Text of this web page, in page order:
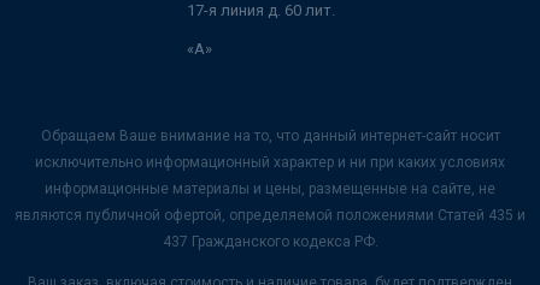
17-я линия д. 60 лит.
«А»
Обращаем Ваше внимание на то, что данный интернет-сайт носит
исключительно информационный характер и ни при каких условиях
информационные материалы и цены, размещенные на сайте, не
являются публичной офертой, определяемой положениями Статей 435 и
437 Гражданского кодекса РФ.